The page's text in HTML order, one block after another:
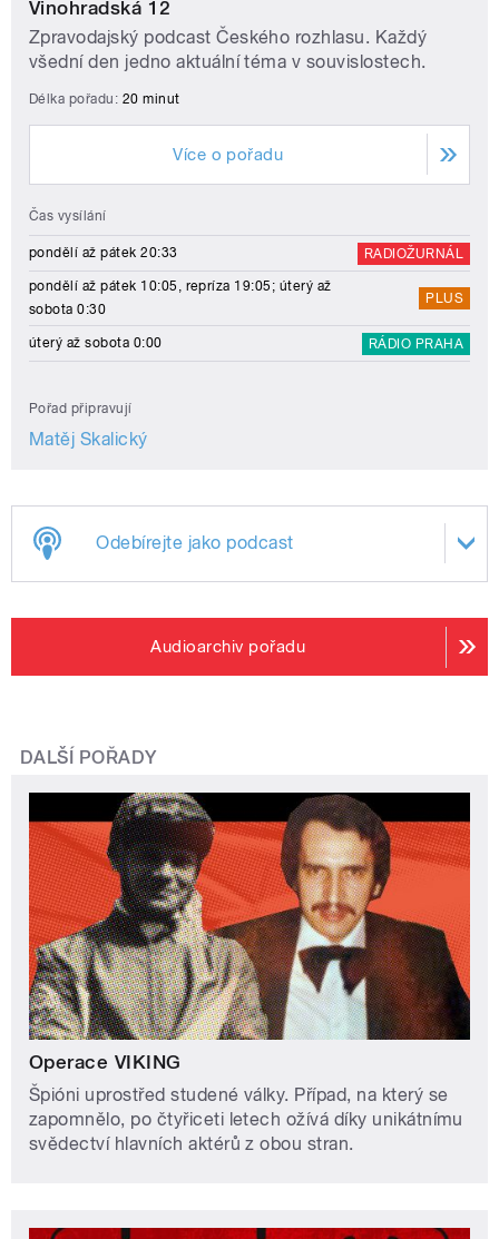
Vinohradská 12
Zpravodajský podcast Českého rozhlasu. Každý
všední den jedno aktuální téma v souvislostech.
Délka pořadu: 20 minut
Více o pořadu
Čas vysílání
pondělí až pátek 20:33 RADIOŽURNÁL
pondělí až pátek 10:05, repríza 19:05; úterý až
sobota 0:30
PLUS
úterý až sobota 0:00 RÁDIO PRAHA
Pořad připravují
Matěj Skalický
Odebírejte jako podcast
Audioarchiv pořadu
DALŠÍ POŘADY
Operace VIKING
Špióni uprostřed studené války. Případ, na který se
zapomnělo, po čtyřiceti letech ožívá díky unikátnímu
svědectví hlavních aktérů z obou stran.